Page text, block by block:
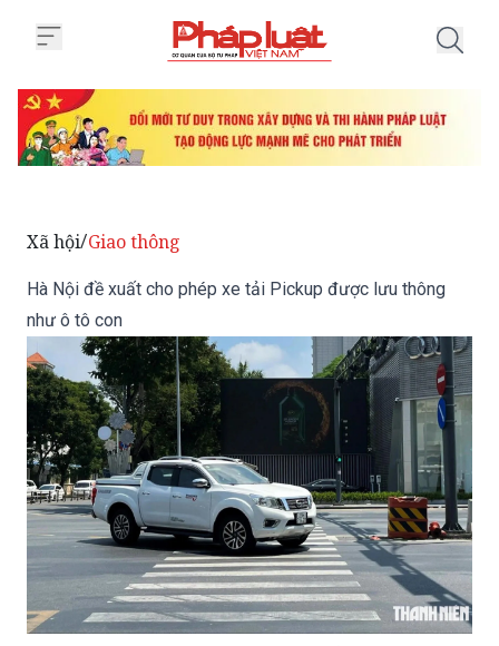
Xã hội/Giao thông
Hà Nội đề xuất cho phép xe tải Pickup được lưu thông
như ô tô con